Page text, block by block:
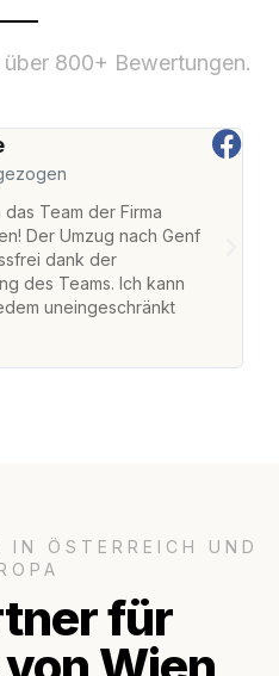
über 800+ Bewertungen.
Team der Firma
Der Umzug nach Genf
dank der
des Teams. Ich kann
uneingeschränkt
IN ÖSTERREICH UND
für